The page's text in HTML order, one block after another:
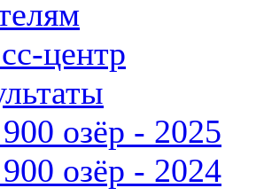
центр
озёр - 2025
озёр - 2024